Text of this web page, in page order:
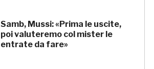
Samb, Mussi: «Prima le uscite,
poi valuteremo col mister le
entrate da fare»